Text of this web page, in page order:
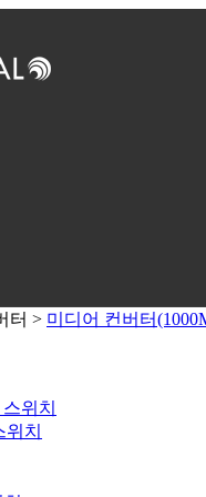
터 > 미디어 컨버터
위치
치